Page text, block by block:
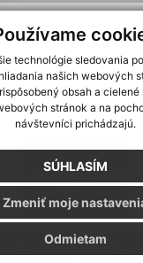
technológie sledovania
našich webových
obsah a
stránok a na
návštevníci prichádzajú.
SÚHLASÍM
Odmietam
Zmeniť moje